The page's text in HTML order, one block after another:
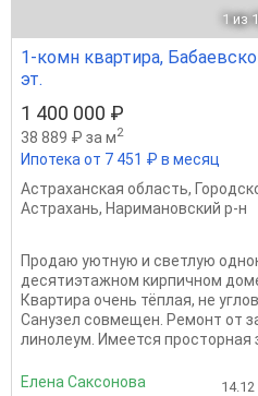
1 из
1-комн квартира,
эт.
1 400 000 ₽
38 889 ₽ за м2
Ипотека от 7 451 ₽ в месяц
Астраханская область,
Астрахань, Наримановский р-н
Продаю уютную и светлую
десятиэтажном кирпичном
Квартира очень тёплая, не
Санузел совмещен. Ремонт от
линолеум. Имеется просторная
Елена Саксонова 14.12